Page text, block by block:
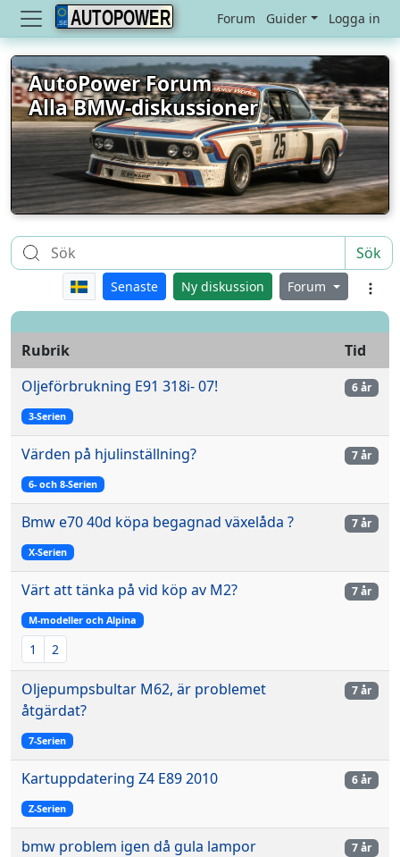
AUTOPOWER Forum Guider Logga in
AutoPower Forum
Alla BMW-diskussioner
Sök
Senaste Ny diskussion Forum
Rubrik
Tid
Oljeförbrukning E91 318i- 07!
3-Serien
6 år
Värden på hjulinställning?
6- och 8-Serien
7 år
Bmw e70 40d köpa begagnad växelåda ?
X-Serien
7 år
Värt att tänka på vid köp av M2?
M-modeller och Alpina
1 2
7 år
Oljepumpsbultar M62, är problemet
åtgärdat?
7-Serien
7 år
Kartuppdatering Z4 E89 2010
Z-Serien
6 år
bmw problem igen då gula lampor 7 år